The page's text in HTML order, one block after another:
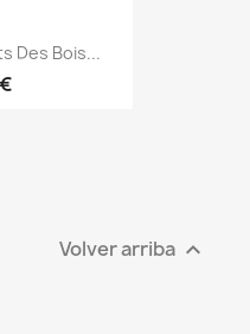
Des Bois...
Volver arriba 